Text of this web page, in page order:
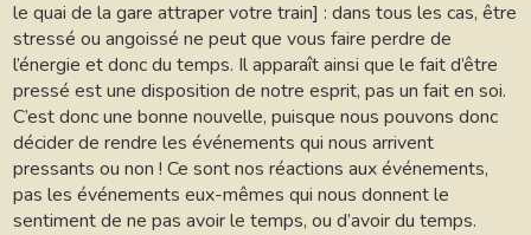
le quai de la gare attraper votre train] : dans tous les cas, être
stressé ou angoissé ne peut que vous faire perdre de
l’énergie et donc du temps. Il apparaît ainsi que le fait d’être
pressé est une disposition de notre esprit, pas un fait en soi.
C’est donc une bonne nouvelle, puisque nous pouvons donc
décider de rendre les événements qui nous arrivent
pressants ou non ! Ce sont nos réactions aux événements,
pas les événements eux-mêmes qui nous donnent le
sentiment de ne pas avoir le temps, ou d’avoir du temps.